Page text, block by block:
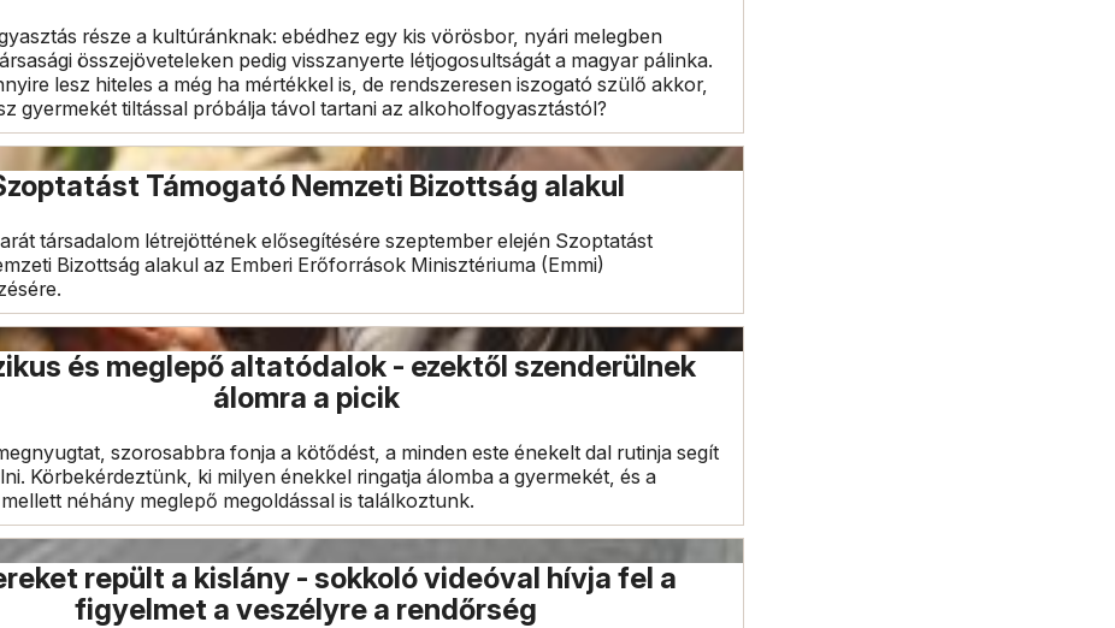
része a kultúránknak: ebédhez egy kis vörösbor, nyári melegben
összejöveteleken pedig visszanyerte létjogosultságát a magyar pálinka.
lesz hiteles a még ha mértékkel is, de rendszeresen iszogató szülő akkor,
gyermekét tiltással próbálja távol tartani az alkoholfogyasztástól?
Támogató Nemzeti Bizottság alakul
társadalom létrejöttének elősegítésére szeptember elején Szoptatást
Bizottság alakul az Emberi Erőforrások Minisztériuma (Emmi)
és meglepő altatódalok - ezektől szenderülnek
álomra a picik
szorosabbra fonja a kötődést, a minden este énekelt dal rutinja segít
Körbekérdeztünk, ki milyen énekkel ringatja álomba a gyermekét, és a
néhány meglepő megoldással is találkoztunk.
repült a kislány - sokkoló videóval hívja fel a
figyelmet a veszélyre a rendőrség